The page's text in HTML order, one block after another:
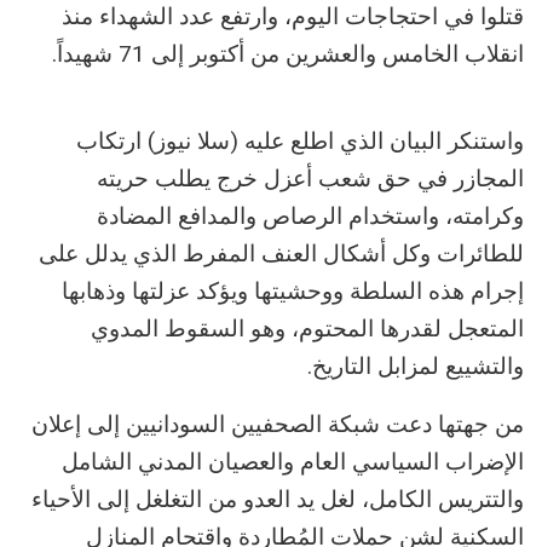
قتلوا في احتجاجات اليوم، وارتفع عدد الشهداء منذ
انقلاب الخامس والعشرين من أكتوبر إلى 71 شهيداً.
واستنكر البيان الذي اطلع عليه (سلا نيوز) ارتكاب
المجازر في حق شعب أعزل خرج يطلب حريته
وكرامته، واستخدام الرصاص والمدافع المضادة
للطائرات وكل أشكال العنف المفرط الذي يدلل على
إجرام هذه السلطة ووحشيتها ويؤكد عزلتها وذهابها
المتعجل لقدرها المحتوم، وهو السقوط المدوي
والتشييع لمزابل التاريخ.
من جهتها دعت شبكة الصحفيين السودانيين إلى إعلان
الإضراب السياسي العام والعصيان المدني الشامل
والتتريس الكامل، لغل يد العدو من التغلغل إلى الأحياء
السكنية لشن حملات المُطاردة واقتحام المنازل